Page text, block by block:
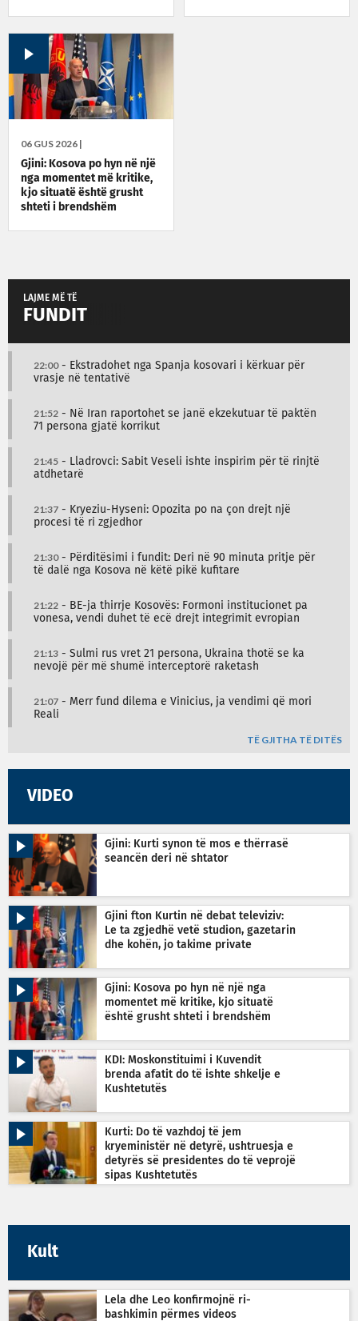
06 GUS 2026 |
Gjini: Kosova po hyn në një
nga momentet më kritike,
kjo situatë është grusht
shteti i brendshëm
LAJME MË TË
FUNDIT
22:00- Ekstradohet nga Spanja kosovari i kërkuar për
vrasje në tentativë
21:52 - Në Iran raportohet se janë ekzekutuar të paktën
71 persona gjatë korrikut
21:45 - Lladrovci: Sabit Veseli ishte inspirim për të rinjtë
atdhetarë
21:37 - Kryeziu-Hyseni: Opozita po na çon drejt një
procesi të ri zgjedhor
21:30- Përditësimi i fundit: Deri në 90 minuta pritje për
të dalë nga Kosova në këtë pikë kufitare
21:22 - BE-ja thirrje Kosovës: Formoni institucionet pa
vonesa, vendi duhet të ecë drejt integrimit evropian
21:13 - Sulmi rus vret 21 persona, Ukraina thotë se ka
nevojë për më shumë interceptorë raketash
21:07 - Merr fund dilema e Vinicius, ja vendimi që mori
Reali
TË GJITHA TË DITËS
VIDEO
Gjini: Kurti synon të mos e thërrasë
seancën deri në shtator
Gjini fton Kurtin në debat televiziv:
Le ta zgjedhë vetë studion, gazetarin
dhe kohën, jo takime private
Gjini: Kosova po hyn në një nga
momentet më kritike, kjo situatë
është grusht shteti i brendshëm
KDI: Moskonstituimi i Kuvendit
brenda afatit do të ishte shkelje e
Kushtetutës
Kurti: Do të vazhdoj të jem
kryeministër në detyrë, ushtruesja e
detyrës së presidentes do të veprojë
sipas Kushtetutës
Kult
Lela dhe Leo konfirmojnë ri-
bashkimin përmes videos